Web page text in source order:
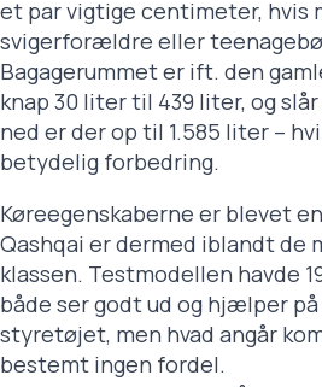
et par vigtige centimeter, hvis
svigerforældre eller
Bagagerummet er ift. den
knap 30 liter til 439 liter, og
ned er der op til 1.585 liter –
betydelig forbedring.
Køreegenskaberne er blevet
Qashqai er dermed iblandt de
klassen. Testmodellen havde
både ser godt ud og hjælper
styretøjet, men hvad angår
bestemt ingen fordel.